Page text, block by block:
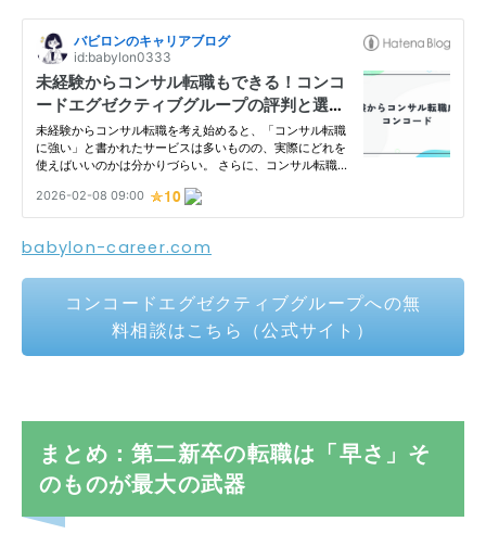
babylon-career.com
コンコードエグゼクティブグループへの無
料相談はこちら（公式サイト）
まとめ：第二新卒の転職は「早さ」そ
のものが最大の武器